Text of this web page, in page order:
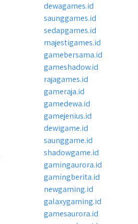
dewagames.id
saunggames.id
sedapgames.id
majestigames.id
gamebersama.id
gameshadow.id
rajagames.id
gameraja.id
gamedewa.id
gamejenius.id
dewigame.id
saunggame.id
shadowgame.id
gamingaurora.id
gamingberita.id
newgaming.id
galaxygaming.id
gamesaurora.id